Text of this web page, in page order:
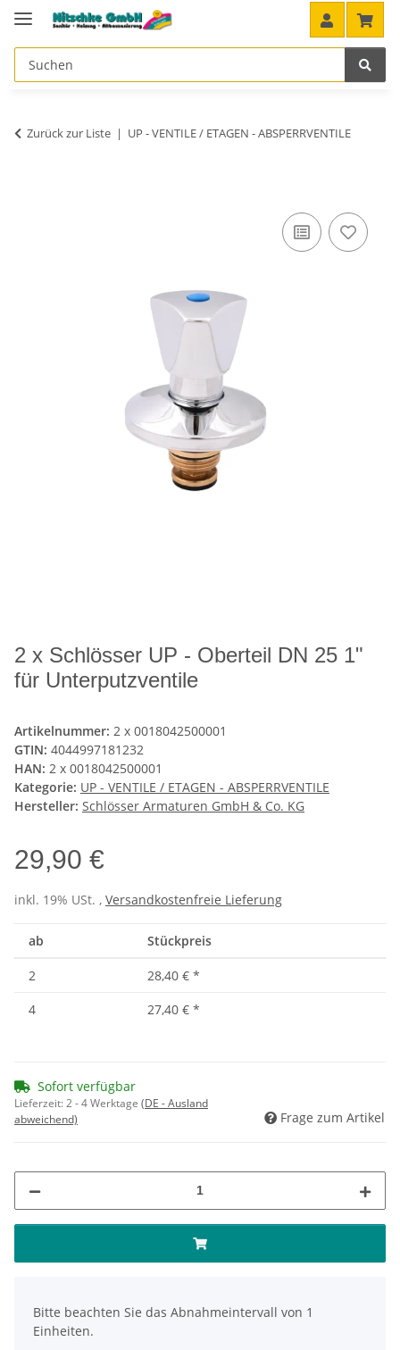
Zurück zur Liste UP - VENTILE / ETAGEN - ABSPERRVENTILE
2 x Schlösser UP - Oberteil DN 25 1"
für Unterputzventile
Artikelnummer: 2 x 0018042500001
GTIN: 4044997181232
HAN: 2 x 0018042500001
Kategorie: UP - VENTILE / ETAGEN - ABSPERRVENTILE
Hersteller: Schlösser Armaturen GmbH & Co. KG
29,90 €
inkl. 19% USt. , Versandkostenfreie Lieferung
ab Stückpreis
2 28,40 € *
4
27,40 € *
Sofort verfügbar
Lieferzeit:2 - 4 Werktage (DE - Ausland
abweichend)
Frage zum Artikel
Bitte beachten Sie das Abnahmeintervall von 1
Einheiten.